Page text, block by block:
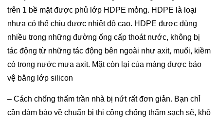
trên 1 bề mặt được phủ lớp HDPE mỏng. HDPE là loại
nhựa có thể chịu được nhiệt độ cao. HDPE được dùng
nhiều trong những đường ống cấp thoát nước, không bị
tác động từ những tác động bên ngoài như axit, muối, kiềm
có trong nước mưa axit. Mặt còn lại của màng được bảo
vệ bằng lớp silicon
– Cách chống thấm trần nhà bị nứt rất đơn giản. Bạn chỉ
cần đảm bảo về chuẩn bị thi công chống thấm sạch sẽ, khô